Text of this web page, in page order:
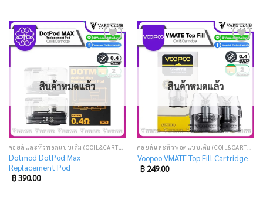
Add
to
wishlist
สินค้าหมดแล้ว
Dotmod DotPod Max
Replacement Pod
฿390.00
Add
to
wishlist
สินค้าหมดแล้ว
Voopoo VMATE Top Fill Cartridge
฿249.00